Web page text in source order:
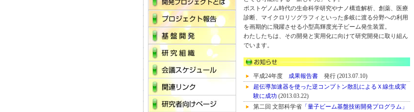
ポストゲノム時代の生命科学研究やナノ構造解析、創薬、医療
診断、マイクロリソグラフィといった多岐に渡る分野への利用
を画期的に飛躍させる小型高輝度光子ビーム発生装置。
わたしたちは、その開発と実用化に向けて研究開発に取り組ん
でいます。
平成24年度 成果報告書 発行 (2013.07.10)
超伝導加速器を使った逆コンプトン散乱によるＸ線生成実
験に成功 (2013.03.22)
第二回 文部科学省 「量子ビーム基盤技術開発プログラム」